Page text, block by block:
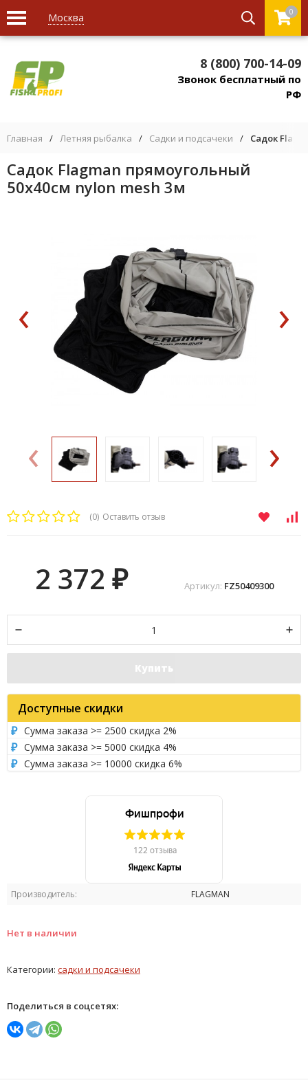
Москва 0
8 (800) 700-14-09
Звонок бесплатный по
РФ
Главная / Летняя рыбалка / Садки и подсачеки / Садок
Садок Flagman прямоугольный
50x40см nylon mesh 3м
‹ ›
‹ ›
(0) Оставить отзыв
Производитель: FLAGMAN
Нет в наличии
Артикул: FZ50409300
2 372 ₽
Купить
Доступные скидки
Сумма заказа >= 2500 скидка 2%
Сумма заказа >= 5000 скидка 4%
Сумма заказа >= 10000 скидка 6%
Категории: садки и подсачеки
Поделиться в соцсетях: